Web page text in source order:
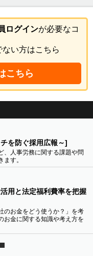
ログインが必要なコ
ない方はこちら
こちら
を防ぐ採用広報～]
、人事労務に関する課題や問
す。
用と法定福利費率を把握
のお金をどう使うか？」を考
お金に関する知識や考え方を